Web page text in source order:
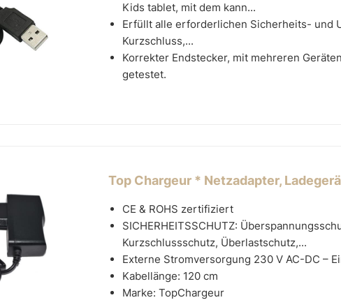
Kids tablet, mit dem kann...
Erfüllt alle erforderlichen Sicherheits- und
Kurzschluss,...
Korrekter Endstecker, mit mehreren
getestet.
Top Chargeur * Netzadapter,
CE & ROHS zertifiziert
SICHERHEITSSCHUTZ:
Kurzschlussschutz, Überlastschutz,...
Externe Stromversorgung 230 V AC-DC –
Kabellänge: 120 cm
Marke: TopChargeur